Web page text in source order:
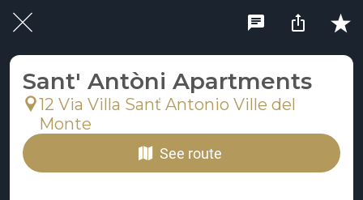
Sant' Antòni Apartments
12 Via Villa Sanť Antonio Ville del
Monte
See route